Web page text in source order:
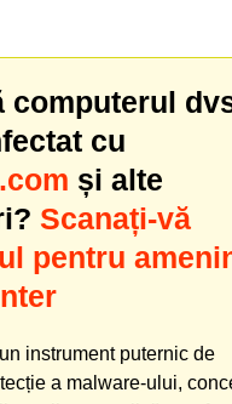
computerul
cu
și alte
Scanați-vă
pentru
instrument puternic de
a malware-ului,